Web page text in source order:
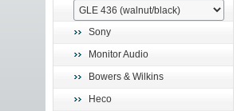
Sony
Monitor Audio
Bowers & Wilkins
Heco